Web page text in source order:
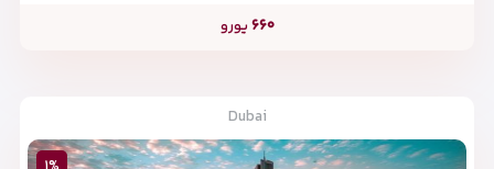
۶۶۰یورو
Dubai